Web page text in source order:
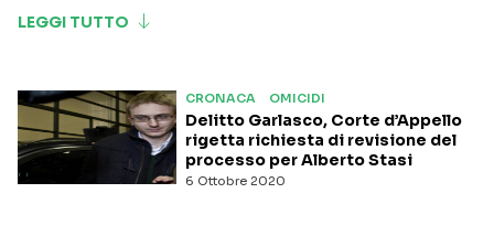
del processo che è stata però negata.
CRONACA OMICIDI
6 Ottobre 2020
Delitto Garlasco, Corte d’Appello
rigetta richiesta di revisione del
processo per Alberto Stasi